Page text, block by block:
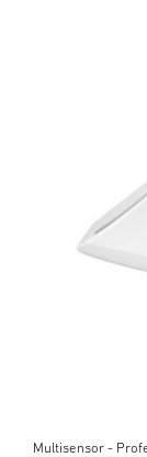
Multisensor -